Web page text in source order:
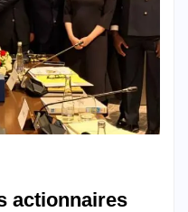
actionnaires